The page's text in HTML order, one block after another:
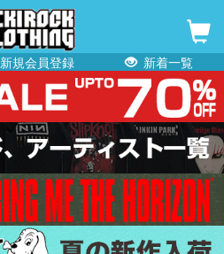
新規会員登録 新着一覧